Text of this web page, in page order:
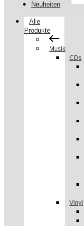
Neuheiten
Alle
Produkte
Musik
CDs
Vinyl